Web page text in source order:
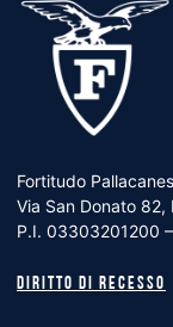
Fortitudo
Via San Donato 82,
P.I. 03303201200
Diritto di recesso